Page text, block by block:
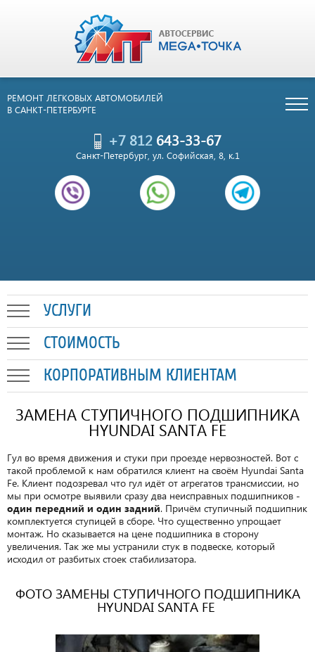
РЕМОНТ ЛЕГКОВЫХ АВТОМОБИЛЕЙ
В САНКТ-ПЕТЕРБУРГЕ
+7 812643-33-67
Санкт-Петербург, ул. Софийская, 8, к.1
УСЛУГИ
СТОИМОСТЬ
КОРПОРАТИВНЫМ КЛИЕНТАМ
ЗАМЕНА СТУПИЧНОГО ПОДШИПНИКА
HYUNDAI SANTA FE
Гул во время движения и стуки при проезде нервозностей. Вот с
такой проблемой к нам обратился клиент на своём Hyundai Santa
Fe. Клиент подозревал что гул идёт от агрегатов трансмиссии, но
мы при осмотре выявили сразу два неисправных подшипников -
один передний и один задний. Причём ступичный подшипник
комплектуется ступицей в сборе. Что существенно упрощает
монтаж. Но сказывается на цене подшипника в сторону
увеличения. Так же мы устранили стук в подвеске, который
исходил от разбитых стоек стабилизатора.
ФОТО ЗАМЕНЫ СТУПИЧНОГО ПОДШИПНИКА
HYUNDAI SANTA FE